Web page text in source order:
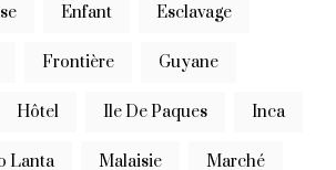
Enfant Esclavage
Frontière Guyane
Hôtel Ile De Paques Inca
Lanta Malaisie Marché